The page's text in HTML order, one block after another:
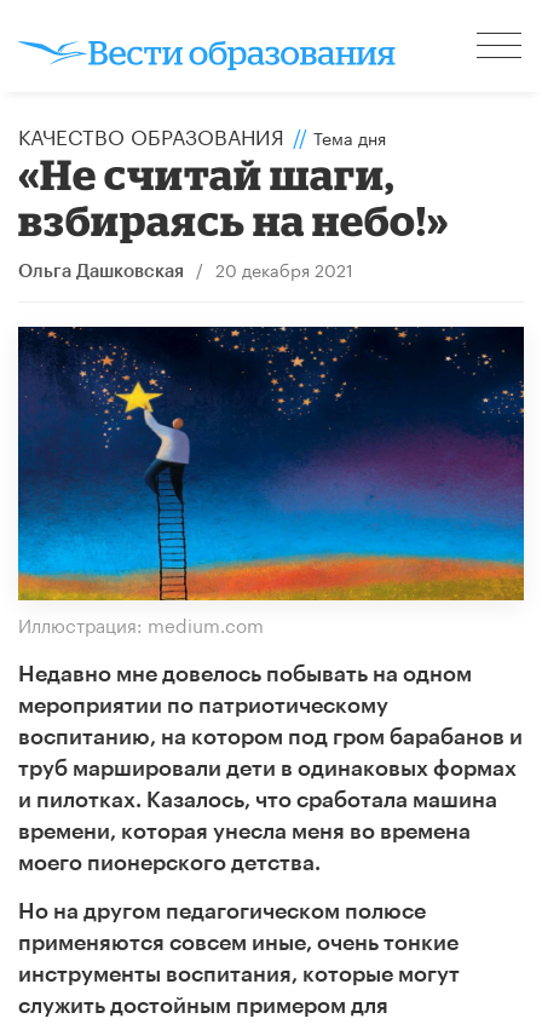
КАЧЕСТВО ОБРАЗОВАНИЯ // Тема дня
«Не считай шаги,
взбираясь на небо!»
Ольга Дашковская / 20 декабря 2021
Иллюстрация: medium.com
Недавно мне довелось побывать на одном
мероприятии по патриотическому
воспитанию, на котором под гром барабанов и
труб маршировали дети в одинаковых формах
и пилотках. Казалось, что сработала машина
времени, которая унесла меня во времена
моего пионерского детства.
Но на другом педагогическом полюсе
применяются совсем иные, очень тонкие
инструменты воспитания, которые могут
служить достойным примером для